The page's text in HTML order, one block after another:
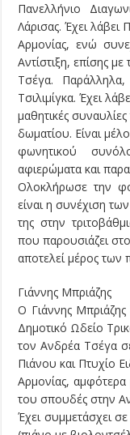
Πανελλήνιο
Λάρισας. Έχει λάβει
Αρμονίας, ενώ
Αντίστιξη, επίσης
Τσέγα.
Τσιλιμίγκα. Έχει
μαθητικές
δωματίου. Είναι
φωνητικού
αφιερώματα και
Ολοκλήρωσε την
είναι η συνέχιση
της στην
που παρουσιάζει
αποτελεί μέρος των
Γιάννης Μπριάζης
Ο Γιάννης Μπριάζης
Δημοτικό Ωδείο
τον Ανδρέα Τσέγα
Πιάνου και Πτυχίο
Αρμονίας, αμφότερα
του σπουδές στην
Έχει συμμετάσχει